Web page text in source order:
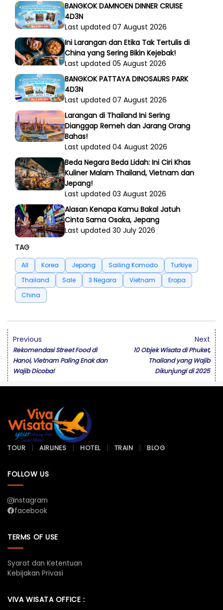
BANGKOK DAMNOEN DINNER CRUISE
4D3N
Last updated 07 August 2026
Ini Larangan dan Etika Tak Tertulis di
China yang Sering Bikin Kejebak!
Last updated 05 August 2026
BANGKOK PATTAYA DINOSAURS PARK
4D3N
Last updated 07 August 2026
Larangan di Thailand Ini Sering
Dianggap Remeh dan Jarang Orang
Bahas!
Last updated 04 August 2026
Beda Negara Beda Lidah: Ini Ciri Khas
Kuliner Malam Thailand, Vietnam dan
Jepang!
Last updated 03 August 2026
Alasan Kenapa Kamu Bakal Jatuh
Cinta Sama Osaka, Jepang
Last updated 30 July 2026
TAG
All Korea Jepang Sailing Komodo
Turkiye
Thailand
Sale 3 Negara Vietnam
Eropa
China
Previous
Rekomendasi Street Food di
Hanoi, Vietnam Paling Enak dan
Wajib Dicoba!
Next
10 Objek Wisata di Phuket,
Thailand yang Wajib
Dikunjungi di 2025
TOUR AIRLINES HOTEL TRAIN BLOG
FOLLOW US
instagram
facebook
TERMS OF USE
Syarat dan Ketentuan
Kebijakan Privasi
VIVA WISATA OFFICE :